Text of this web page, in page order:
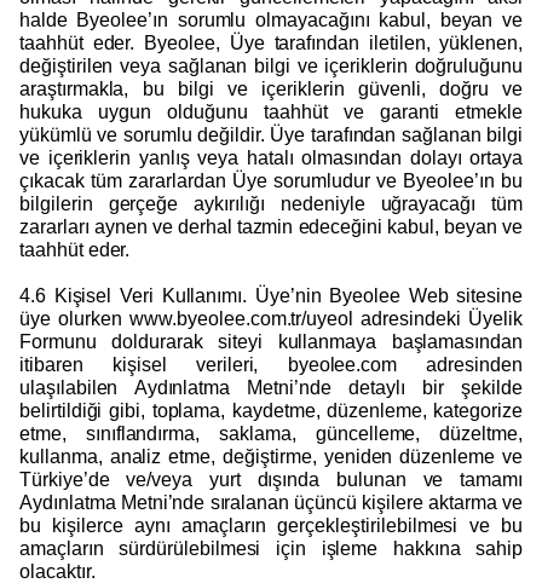
halde Byeolee’ın sorumlu olmayacağını kabul, beyan ve
taahhüt eder. Byeolee, Üye tarafından iletilen, yüklenen,
değiştirilen veya sağlanan bilgi ve içeriklerin doğruluğunu
araştırmakla, bu bilgi ve içeriklerin güvenli, doğru ve
hukuka uygun olduğunu taahhüt ve garanti etmekle
yükümlü ve sorumlu değildir. Üye tarafından sağlanan bilgi
ve içeriklerin yanlış veya hatalı olmasından dolayı ortaya
çıkacak tüm zararlardan Üye sorumludur ve Byeolee’ın bu
bilgilerin gerçeğe aykırılığı nedeniyle uğrayacağı tüm
zararları aynen ve derhal tazmin edeceğini kabul, beyan ve
taahhüt eder.
4.6 Kişisel Veri Kullanımı. Üye’nin Byeolee Web sitesine
üye olurken www.byeolee.com.tr/uyeol adresindeki Üyelik
Formunu doldurarak siteyi kullanmaya başlamasından
itibaren kişisel verileri, byeolee.com adresinden
ulaşılabilen Aydınlatma Metni’nde detaylı bir şekilde
belirtildiği gibi, toplama, kaydetme, düzenleme, kategorize
etme, sınıflandırma, saklama, güncelleme, düzeltme,
kullanma, analiz etme, değiştirme, yeniden düzenleme ve
Türkiye’de ve/veya yurt dışında bulunan ve tamamı
Aydınlatma Metni’nde sıralanan üçüncü kişilere aktarma ve
bu kişilerce aynı amaçların gerçekleştirilebilmesi ve bu
amaçların sürdürülebilmesi için işleme hakkına sahip
olacaktır.